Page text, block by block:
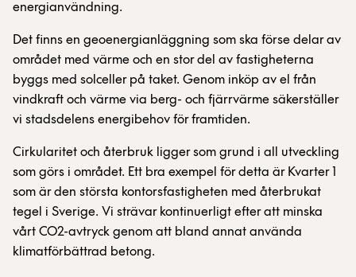
energianvändning.
Det finns en geoenergianläggning som ska förse delar av
området med värme och en stor del av fastigheterna
byggs med solceller på taket. Genom inköp av el från
vindkraft och värme via berg- och fjärrvärme säkerställer
vi stadsdelens energibehov för framtiden.
Cirkularitet och återbruk ligger som grund i all utveckling
som görs i området. Ett bra exempel för detta är Kvarter 1
som är den största kontorsfastigheten med återbrukat
tegel i Sverige. Vi strävar kontinuerligt efter att minska
vårt CO2-avtryck genom att bland annat använda
klimatförbättrad betong.